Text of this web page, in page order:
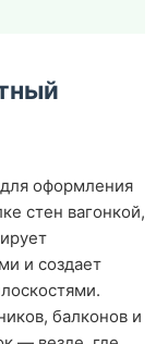
оформления
стен вагонкой,
и создает
балконов и